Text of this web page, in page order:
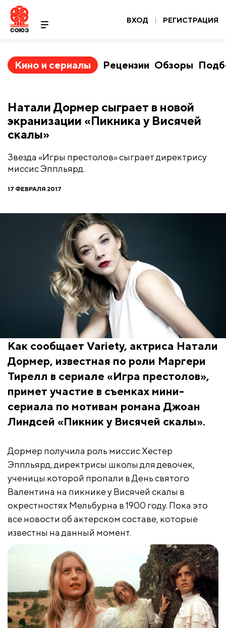
ВХОД | РЕГИСТРАЦИЯ
Кино и сериалы Рецензии Обзоры
Натали Дормер сыграет в новой
экранизации «Пикника у Висячей
скалы»
Звезда «Игры престолов» сыграет директрису
миссис Эппльярд.
17 ФЕВРАЛЯ 2017
Как сообщает Variety, актриса Натали
Дормер, известная по роли Маргери
Тирелл в сериале «Игра престолов»,
примет участие в съемках мини-
сериала по мотивам романа Джоан
Линдсей «Пикник у Висячей скалы».
Дормер получила роль миссис Хестер
Эппльярд, директрисы школы для девочек,
ученицы которой пропали в День святого
Валентина на пикнике у Висячей скалы в
окрестностях Мельбурна в 1900 году. Пока это
все новости об актерском составе, которые
известны на данный момент.